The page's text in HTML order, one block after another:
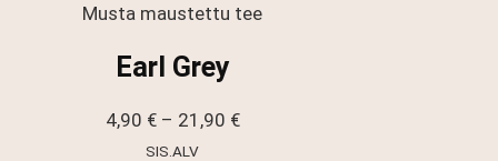
Musta maustettu tee
Earl Grey
4,90 € – 21,90 €Hintaluokka:
SIS.ALV